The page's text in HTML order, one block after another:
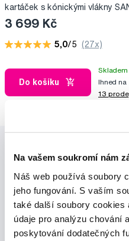
Na vašem soukromí nám
Náš web používá soubory
jeho fungování. S vaším
také další soubory cookies
údaje pro analýzu chování
poskytování dodatečných
kartáček s kónickými vlákny
3 699 Kč
5,0/5 (27x)
Do košíku
Skladem
Ihned na
13
Novinky a nabídky